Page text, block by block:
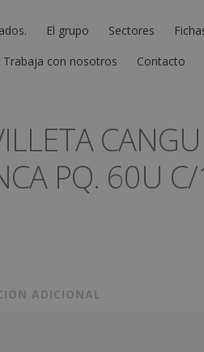
El grupo Sectores
Trabaja con nosotros
Contacto
PQ. 60U
ADICIONAL